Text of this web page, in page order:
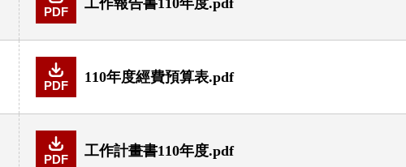
PDF
PDF
110年度經費預算表.pdf
PDF
工作計畫書110年度.pdf